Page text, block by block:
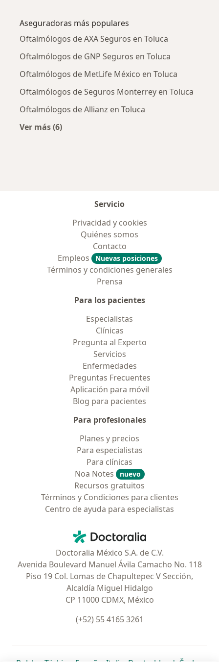
Aseguradoras más populares
Oftalmólogos de AXA Seguros en Toluca
Oftalmólogos de GNP Seguros en Toluca
Oftalmólogos de MetLife México en Toluca
Oftalmólogos de Seguros Monterrey en Toluca
Oftalmólogos de Allianz en Toluca
Ver más (6)
Servicio
Privacidad y cookies
Quiénes somos
Contacto
Empleos
Nuevas posiciones
Términos y condiciones generales
Prensa
Para los pacientes
Especialistas
Clínicas
Pregunta al Experto
Servicios
Enfermedades
Preguntas Frecuentes
Aplicación para móvil
Blog para pacientes
Para profesionales
Planes y precios
Para especialistas
Para clínicas
Noa Notes
nuevo
Recursos gratuitos
Términos y Condiciones para clientes
Centro de ayuda para especialistas
Doctoralia - Página de inicio
Doctoralia México S.A. de C.V.
Avenida Boulevard Manuel Ávila Camacho No. 118
Piso 19 Col. Lomas de Chapultepec V Sección,
Alcaldía Miguel Hidalgo
CP 11000 CDMX, México
(+52) 55 4165 3261